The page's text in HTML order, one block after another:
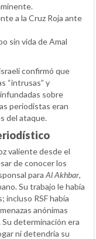
a la Cruz Roja ante
sin vida de Amal
confirmó que
“intrusas” y
sobre
periodistas eran
del ataque.
valiente desde el
de conocer los
para Al Akhbar,
Su trabajo le había
incluso RSF había
anónimas
determinación era
ni detendría su